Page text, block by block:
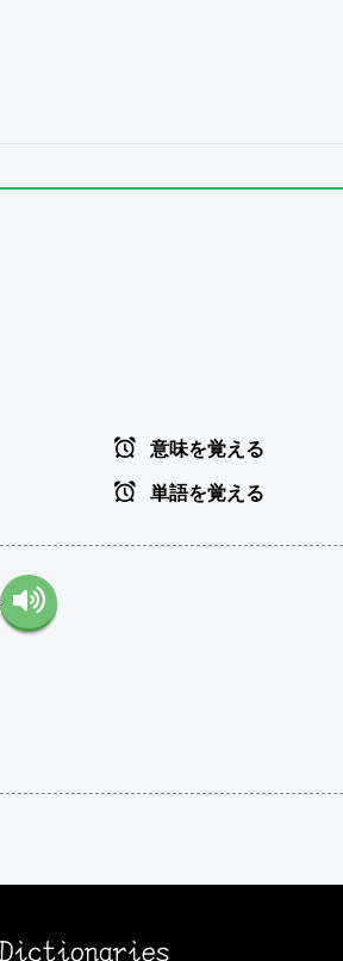
意味を覚える
単語を覚える